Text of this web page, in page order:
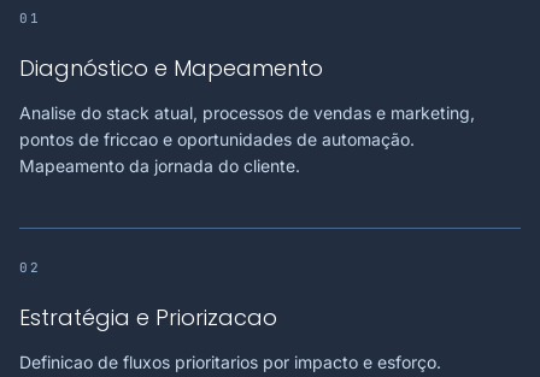
01
Diagnóstico e Mapeamento
Analise do stack atual, processos de vendas e marketing,
pontos de friccao e oportunidades de automação.
Mapeamento da jornada do cliente.
02
Estratégia e Priorizacao
Definicao de fluxos prioritarios por impacto e esforço.